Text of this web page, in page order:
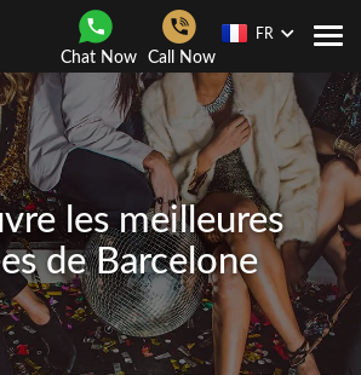
Chat Now Call Now
FR
les meilleures
de Barcelone